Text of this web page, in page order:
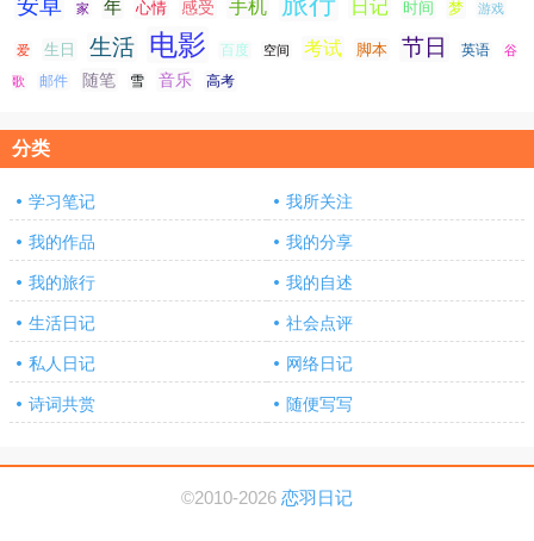
安卓 家 年 心情 感受 手机 日记 时间 梦 游戏
爱 生日 生活 电影 百度 空间 考试 脚本 节日 英语 谷
歌 邮件 随笔 雪 音乐 高考
分类
学习笔记 我所关注
我的作品 我的分享
我的旅行 我的自述
生活日记 社会点评
私人日记 网络日记
诗词共赏 随便写写
©2010-2026 恋羽日记